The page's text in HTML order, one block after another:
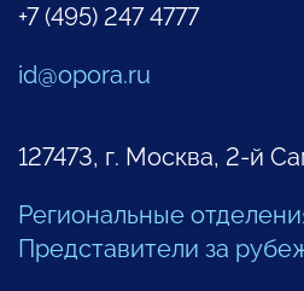
+7 (495) 247 4777
id@opora.ru
127473, г. Москва, 2-й
Региональные
Представители за